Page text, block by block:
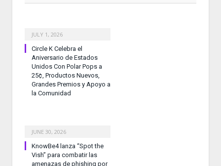
JULY 1, 2026
Circle K Celebra el
Aniversario de Estados
Unidos Con Polar Pops a
25¢, Productos Nuevos,
Grandes Premios y Apoyo a
la Comunidad
JUNE 30, 2026
KnowBe4 lanza “Spot the
Vish” para combatir las
amenazas de phishing por